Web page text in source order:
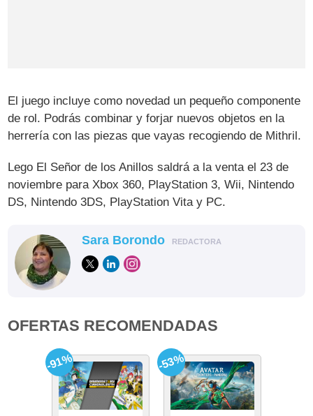
El juego incluye como novedad un pequeño componente
de rol. Podrás combinar y forjar nuevos objetos en la
herrería con las piezas que vayas recogiendo de Mithril.
Lego El Señor de los Anillos saldrá a la venta el 23 de
noviembre para Xbox 360, PlayStation 3, Wii, Nintendo
DS, Nintendo 3DS, PlayStation Vita y PC.
Sara Borondo REDACTORA
OFERTAS RECOMENDADAS
-91% -53%